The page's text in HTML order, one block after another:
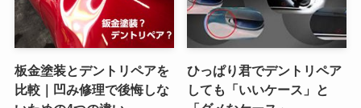
板金塗装とデントリペアを
比較｜凹み修理で後悔しな
ひっぱり君でデントリペア
しても「いいケース」と